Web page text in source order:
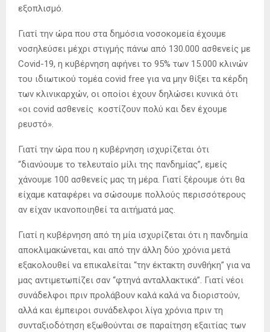
εξοπλισμό.
Γιατί την ώρα που στα δημόσια νοσοκομεία έχουμε
νοσηλεύσει μέχρι στιγμής πάνω από 130.000 ασθενείς με
Covid-19, η κυβέρνηση αφήνει το 95% των 15.000 κλινών
του ιδιωτικού τομέα covid free για να μην θίξει τα κέρδη
των κλινικαρχών, οι οποίοι έχουν δηλώσει κυνικά ότι
«οι covid ασθενείς κοστίζουν πολύ και δεν έχουμε
ρευστό».
Γιατί την ώρα που η κυβέρνηση ισχυρίζεται ότι
“διανύουμε το τελευταίο μίλι της πανδημίας”, εμείς
χάνουμε 100 ασθενείς μας τη μέρα. Γιατί ξέρουμε ότι θα
είχαμε καταφέρει να σώσουμε πολλούς περισσότερους
αν είχαν ικανοποιηθεί τα αιτήματά μας.
Γιατί η κυβέρνηση από τη μία ισχυρίζεται ότι η πανδημία
αποκλιμακώνεται, και από την άλλη δύο χρόνια μετά
εξακολουθεί να επικαλείται “την έκτακτη συνθήκη” για να
μας αντιμετωπίζει σαν “φτηνά ανταλλακτικά”. Γιατί νέοι
συνάδελφοι πριν προλάβουν καλά καλά να διοριστούν,
αλλά και έμπειροι συνάδελφοι λίγα χρόνια πριν τη
συνταξιοδότηση εξωθούνται σε παραίτηση εξαιτίας των